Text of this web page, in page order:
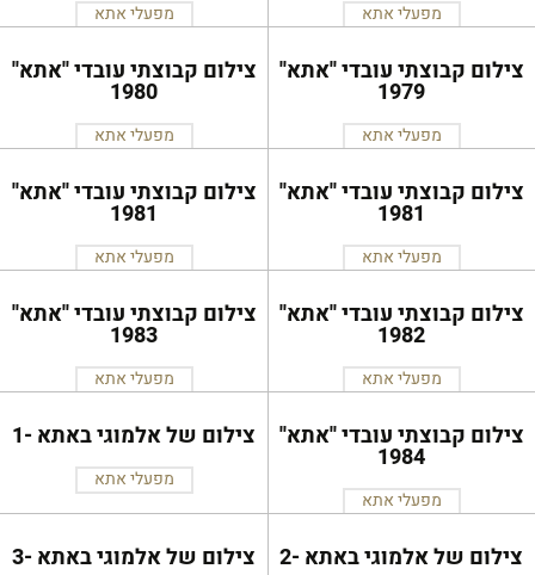
מפעלי אתא מפעלי אתא
צילום קבוצתי עובדי ''אתא''
1979
מפעלי אתא
צילום קבוצתי עובדי ''אתא''
1980
מפעלי אתא
צילום קבוצתי עובדי ''אתא''
1981
מפעלי אתא
צילום קבוצתי עובדי ''אתא''
1981
מפעלי אתא
צילום קבוצתי עובדי ''אתא''
1982
מפעלי אתא
צילום קבוצתי עובדי ''אתא''
1983
מפעלי אתא
צילום קבוצתי עובדי ''אתא''
1984
מפעלי אתא
צילום של אלמוגי באתא -1
מפעלי אתא
צילום של אלמוגי באתא -2 צילום של אלמוגי באתא -3